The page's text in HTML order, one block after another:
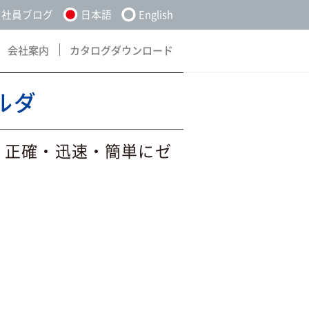
社員ブログ 日本語 English
会社案内
カタログダウンロード
ダ
確・迅速・簡単にゼ